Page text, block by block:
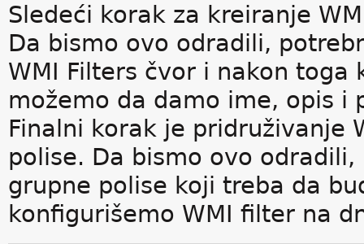
Sledeći korak za kreiranje
Da bismo ovo odradili,
WMI Filters čvor i nakon toga
možemo da damo ime, opis i
Finalni korak je pridruživanje
polise. Da bismo ovo
grupne polise koji treba da
konfigurišemo WMI filter na